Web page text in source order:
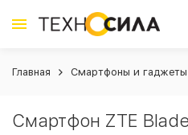
Главная Смартфоны и гаджеты
Смартфон ZTE